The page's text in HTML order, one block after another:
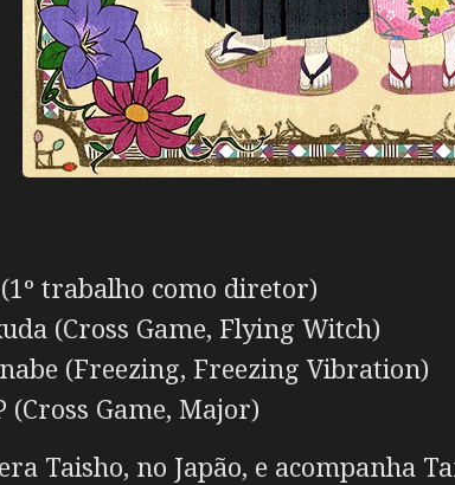
trabalho como diretor)
(Cross Game, Flying Witch)
(Freezing, Freezing Vibration)
(Cross Game, Major)
Taisho, no Japão, e acompanha